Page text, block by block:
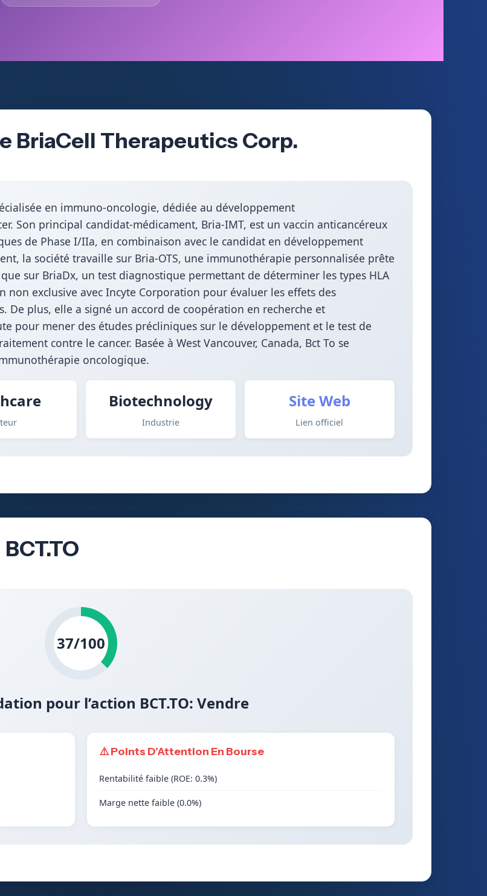
BriaCell Therapeutics Corp.
en immuno-oncologie, dédiée au développement
Son principal candidat-médicament, Bria-IMT, est un vaccin anticancéreux
de Phase I/IIa, en combinaison avec le candidat en développement
la société travaille sur Bria-OTS, une immunothérapie personnalisée prête
sur BriaDx, un test diagnostique permettant de déterminer les types HLA
exclusive avec Incyte Corporation pour évaluer les effets des
De plus, elle a signé un accord de coopération en recherche et
pour mener des études précliniques sur le développement et le test de
contre le cancer. Basée à West Vancouver, Canada, Bct To se
oncologique.
Biotechnology
Industrie
Site Web
Lien officiel
37/100
pour l’action BCT.TO: Vendre
⚠️ Points D’Attention En Bourse
Rentabilité faible (ROE: 0.3%)
Marge nette faible (0.0%)